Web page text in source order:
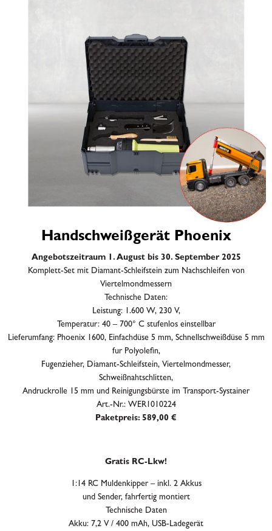
Handschweißgerät Phoenix
Angebotszeitraum 1. August bis 30. September 2025
Komplett-Set mit Diamant-Schleifstein zum Nachschleifen von
Viertelmondmessern
Technische Daten:
Leistung: 1.600 W, 230 V,
Temperatur: 40 – 700° C stufenlos einstellbar
Lieferumfang: Phoenix 1600, Einfachdüse 5 mm, Schnellschweißdüse 5 mm
fur Polyolefin,
Fugenzieher, Diamant-Schleifstein, Viertelmondmesser,
Schweißnahtschlitten,
Andruckrolle 15 mm und Reinigungsbürste im Transport-Systainer
Art.-Nr.: WER1010224
Paketpreis: 589,00 €
Gratis RC-Lkw!
1:14 RC Muldenkipper – inkl. 2 Akkus
und Sender, fahrfertig montiert
Technische Daten
Akku: 7,2 V / 400 mAh, USB-Ladegerät